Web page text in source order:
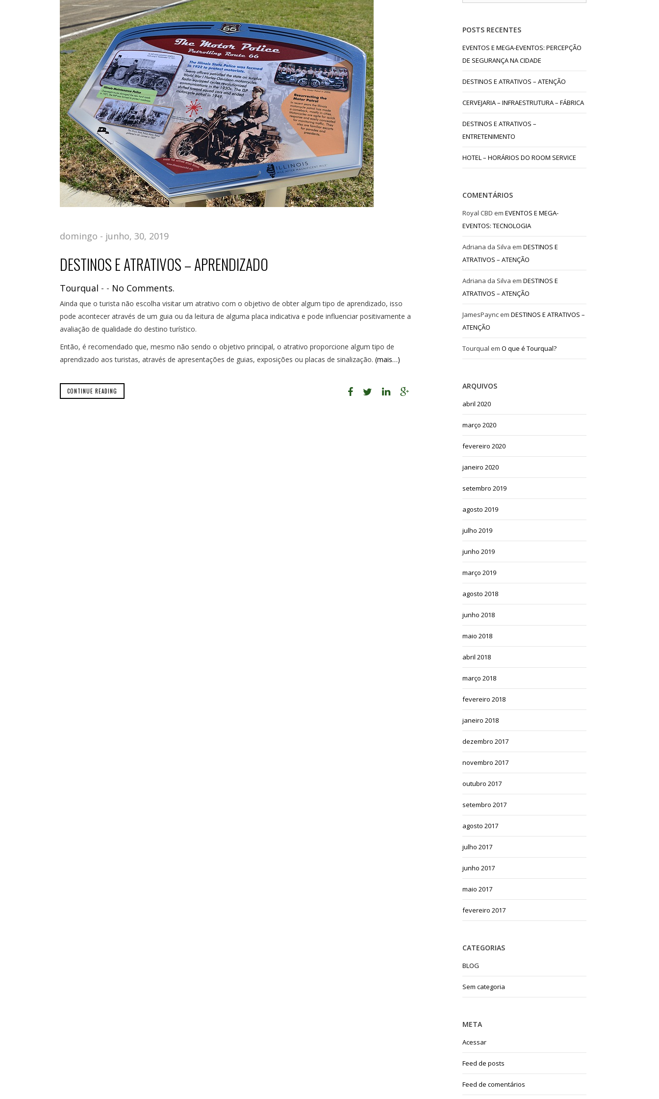
domingo - junho, 30, 2019
DESTINOS E ATRATIVOS – APRENDIZADO
Tourqual - - No Comments.
Ainda que o turista não escolha visitar um atrativo com o objetivo de obter algum tipo de aprendizado, isso
pode acontecer através de um guia ou da leitura de alguma placa indicativa e pode influenciar positivamente a
avaliação de qualidade do destino turístico.
Então, é recomendado que, mesmo não sendo o objetivo principal, o atrativo proporcione algum tipo de
aprendizado aos turistas, através de apresentações de guias, exposições ou placas de sinalização. (mais…)
CONTINUE READING
POSTS RECENTES
EVENTOS E MEGA-EVENTOS: PERCEPÇÃO
DE SEGURANÇA NA CIDADE
DESTINOS E ATRATIVOS – ATENÇÃO
CERVEJARIA – INFRAESTRUTURA – FÁBRICA
DESTINOS E ATRATIVOS –
ENTRETENIMENTO
HOTEL – HORÁRIOS DO ROOM SERVICE
COMENTÁRIOS
Royal CBD emEVENTOS E MEGA-
EVENTOS: TECNOLOGIA
Adriana da Silva emDESTINOS E
ATRATIVOS – ATENÇÃO
Adriana da Silva emDESTINOS E
ATRATIVOS – ATENÇÃO
JamesPaync emDESTINOS E ATRATIVOS –
ATENÇÃO
Tourqual emO que é Tourqual?
ARQUIVOS
abril 2020
março 2020
fevereiro 2020
janeiro 2020
setembro 2019
agosto 2019
julho 2019
junho 2019
março 2019
agosto 2018
junho 2018
maio 2018
abril 2018
março 2018
fevereiro 2018
janeiro 2018
dezembro 2017
novembro 2017
outubro 2017
setembro 2017
agosto 2017
julho 2017
junho 2017
maio 2017
fevereiro 2017
CATEGORIAS
BLOG
Sem categoria
META
Acessar
Feed de posts
Feed de comentários